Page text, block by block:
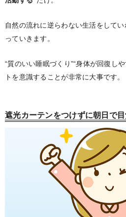
自然の流れに逆らわない生活をして
っていきます。
“質のいい睡眠づくり”“身体が回復し
トを意識することが非常に大事です。
遮光カーテンをつけずに朝日で